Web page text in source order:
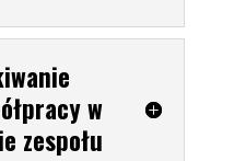
w
zespołu